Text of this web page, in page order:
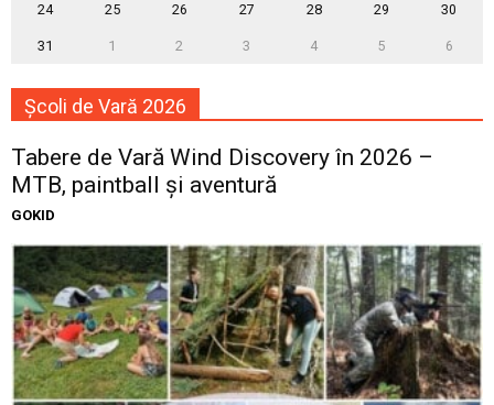
24 25 26 27 28 29 30
31 1 2 3 4 5 6
Școli de Vară 2026
Tabere de Vară Wind Discovery în 2026 –
MTB, paintball și aventură
GOKID